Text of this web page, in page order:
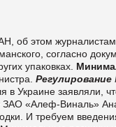
об этом
согласно
упаковках.
Регулирование
в Украине заявляли,
ЗАО «Алеф-Виналь»
И требуем